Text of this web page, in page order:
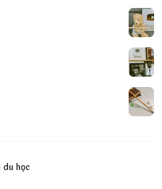
du học